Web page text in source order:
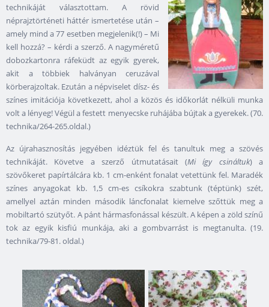
technikáját választottam. A rövid
néprajztörténeti háttér ismertetése után –
amely mind a 77 esetben megjelenik(!) – Mi
kell hozzá? – kérdi a szerző. A nagyméretű
dobozkartonra ráfeküdt az egyik gyerek,
akit a többiek halványan ceruzával
körberajzoltak. Ezután a népviselet dísz- és
színes imitációja következett, ahol a közös és időkorlát nélküli munka
volt a lényeg! Végül a festett menyecske ruhájába bújtak a gyerekek. (70.
technika/264-265.oldal.)
Az újrahasznosítás jegyében idéztük fel és tanultuk meg a szövés
technikáját. Követve a szerző útmutatásait (Mi így csináltuk) a
szövőkeret papírtálcára kb. 1 cm-enként fonalat vetettünk fel. Maradék
színes anyagokat kb. 1,5 cm-es csíkokra szabtunk (téptünk) szét,
amellyel aztán minden második láncfonalat kiemelve szőttük meg a
mobiltartó szütyőt. A pánt hármasfonással készült. A képen a zöld színű
tok az egyik kisfiú munkája, aki a gombvarrást is megtanulta. (19.
technika/79-81. oldal.)